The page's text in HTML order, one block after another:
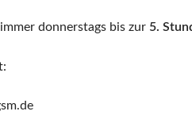
donnerstags bis zur 5.